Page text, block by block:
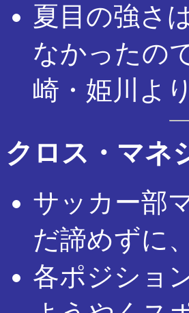
夏目の強さ
なかったの
崎・姫川よ
クロス・マネ
サッカー部
だ諦めずに
各ポジショ